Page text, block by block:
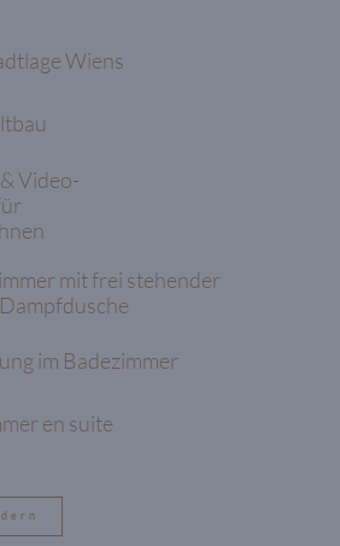
Wiens
Video-
mit frei stehender
im Badezimmer
en suite